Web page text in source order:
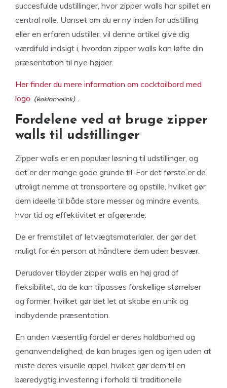
succesfulde udstillinger, hvor zipper walls har spillet en
central rolle. Uanset om du er ny inden for udstilling
eller en erfaren udstiller, vil denne artikel give dig
værdifuld indsigt i, hvordan zipper walls kan løfte din
præsentation til nye højder.
Her finder du mere information om cocktailbord med
logo
.
Fordelene ved at bruge zipper
walls til udstillinger
Zipper walls er en populær løsning til udstillinger, og
det er der mange gode grunde til. For det første er de
utroligt nemme at transportere og opstille, hvilket gør
dem ideelle til både store messer og mindre events,
hvor tid og effektivitet er afgørende.
De er fremstillet af letvægtsmaterialer, der gør det
muligt for én person at håndtere dem uden besvær.
Derudover tilbyder zipper walls en høj grad af
fleksibilitet, da de kan tilpasses forskellige størrelser
og former, hvilket gør det let at skabe en unik og
indbydende præsentation.
En anden væsentlig fordel er deres holdbarhed og
genanvendelighed; de kan bruges igen og igen uden at
miste deres visuelle appel, hvilket gør dem til en
bæredygtig investering i forhold til traditionelle